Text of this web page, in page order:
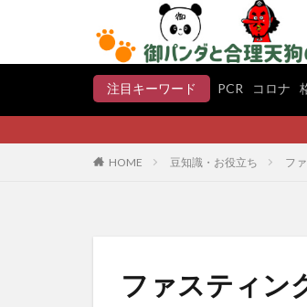
注目キーワード PCR コロナ
イベント
HOME 豆知識・お役立ち フ
ファスティン